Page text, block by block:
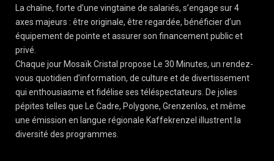
La chaîne, forte d’une vingtaine de salariés, s’engage sur 4
axes majeurs : être originale, être regardée, bénéficier d’un
équipement de pointe et assurer son financement public et
privé.
Chaque jour Mosaïk Cristal propose Le 30 Minutes, un rendez-
vous quotidien d’information, de culture et de divertissement
qui enthousiasme et fidélise ses téléspectateurs. De jolies
pépites telles que Le Cadre, Polygone, Grenzenlos, et même
une émission en langue régionale Kaffekrenzel illustrent la
diversité des programmes.